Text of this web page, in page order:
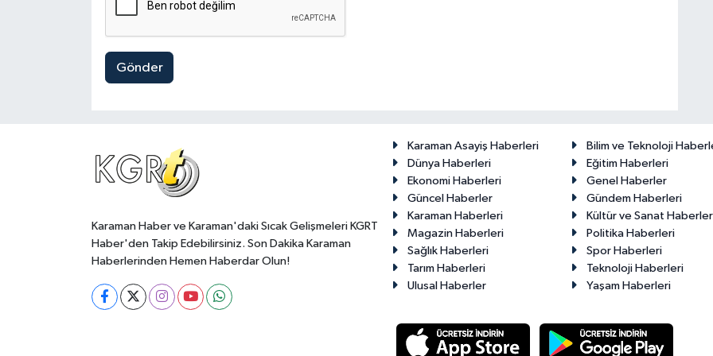
Gönder
Karaman Haber ve Karaman'daki Sıcak Gelişmeleri KGRT
Haber'den Takip Edebilirsiniz. Son Dakika Karaman
Haberlerinden Hemen Haberdar Olun!
Karaman Asayiş Haberleri
Bilim ve Teknoloji
Dünya Haberleri
Eğitim Haberleri
Ekonomi Haberleri
Genel Haberler
Güncel Haberler
Gündem Haberleri
Karaman Haberleri
Kültür ve Sanat
Magazin Haberleri
Politika Haberleri
Sağlık Haberleri
Spor Haberleri
Tarım Haberleri
Teknoloji Haberleri
Ulusal Haberler
Yaşam Haberleri